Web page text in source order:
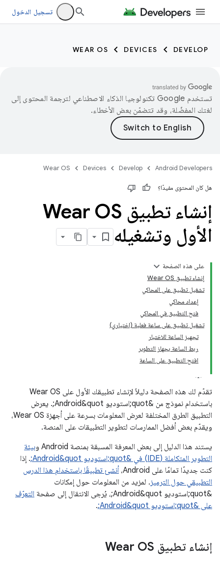
تسجيل الدخول
DEVELOP
DEVICES
WEAR OS
تستخدم Google تكنولوجيا الذكاء الاصطناعي لترجمة المحتوى إلى
لغتك المفضّلة، وقد تتضمّن بعض الأخطاء.
Android Developers
Develop
Devices
Wear OS
هل كان المحتوى مفيدًا؟
إنشاء تطبيق Wear OS
الأول وتشغيله
على هذه الصفحة
إنشاء تطبيق Wear OS
تشغيل تطبيق على المحاكي
إعداد محاكي
فتح التطبيق في المحاكي
تشغيل تطبيق على ساعة فعلية (اختياري)
تجهيز الساعة للاختبار
ربط الساعة بجهاز التطوير
افتح التطبيق على الساعة
تقدّم لك هذه الصفحة دليلاً لإنشاء تطبيقك الأول على Wear OS
باستخدام نموذج من &quot;استوديو Android&quot;. يعرض
التطبيق الطرق المختلفة لعرض المعلومات بسرعة على أجهزة Wear OS،
ويقدّم بعض أفضل الممارسات لتطوير التطبيقات على المنصة.
يستند هذا الدليل إلى بعض المعرفة المسبقة بمنصة Android و
بيئة
التطوير المتكاملة (IDE) في &quot;استوديو Android&quot;
. إذا
كنت جديدًا تمامًا على Android،
أنشئ تطبيقًا باستخدام هذا الدرس
التطبيقي حول الترميز. لمزيد من المعلومات حول إمكانات
&quot;استوديو Android&quot;، يُرجى الانتقال إلى صفحة
التعرّف
على &quot;استوديو Android&quot;
.
إنشاء تطبيق Wear OS